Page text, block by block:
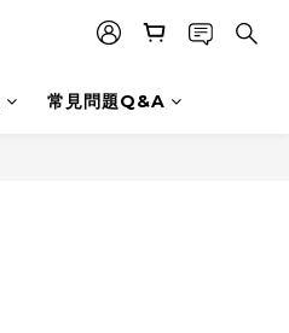
常見問題Q&A